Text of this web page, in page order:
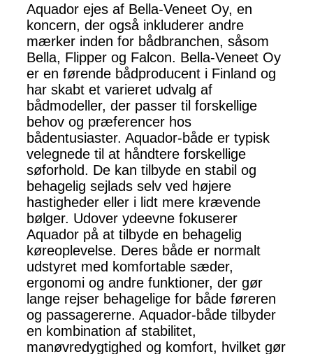
Aquador ejes af Bella-Veneet Oy, en
koncern, der også inkluderer andre
mærker inden for bådbranchen, såsom
Bella, Flipper og Falcon. Bella-Veneet Oy
er en førende bådproducent i Finland og
har skabt et varieret udvalg af
bådmodeller, der passer til forskellige
behov og præferencer hos
bådentusiaster. Aquador-både er typisk
velegnede til at håndtere forskellige
søforhold. De kan tilbyde en stabil og
behagelig sejlads selv ved højere
hastigheder eller i lidt mere krævende
bølger. Udover ydeevne fokuserer
Aquador på at tilbyde en behagelig
køreoplevelse. Deres både er normalt
udstyret med komfortable sæder,
ergonomi og andre funktioner, der gør
lange rejser behagelige for både føreren
og passagererne. Aquador-både tilbyder
en kombination af stabilitet,
manøvredygtighed og komfort, hvilket gør